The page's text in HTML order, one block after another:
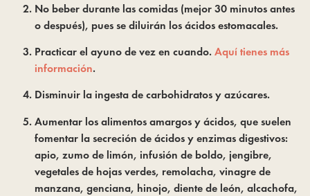
No beber durante las comidas (mejor 30 minutos antes
o después), pues se diluirán los ácidos estomacales.
Practicar el ayuno de vez en cuando. Aquí tienes más
información.
Disminuir la ingesta de carbohidratos y azúcares.
Aumentar los alimentos amargos y ácidos, que suelen
fomentar la secreción de ácidos y enzimas digestivos:
apio, zumo de limón, infusión de boldo, jengibre,
vegetales de hojas verdes, remolacha, vinagre de
manzana, genciana, hinojo, diente de león, alcachofa,